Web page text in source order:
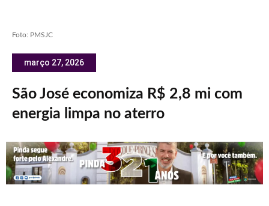
Foto: PMSJC
março 27, 2026
São José economiza R$ 2,8 mi com
energia limpa no aterro